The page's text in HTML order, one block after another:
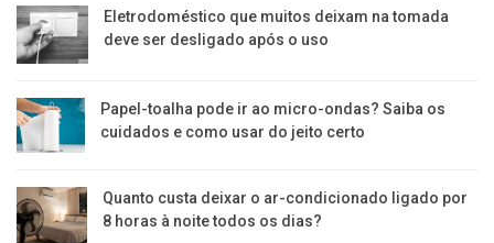
Eletrodoméstico que muitos deixam na tomada
deve ser desligado após o uso
Papel-toalha pode ir ao micro-ondas? Saiba os
cuidados e como usar do jeito certo
Quanto custa deixar o ar-condicionado ligado por
8 horas à noite todos os dias?